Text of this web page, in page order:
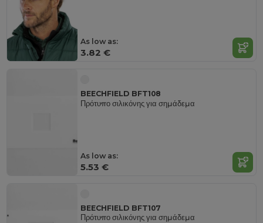
As low as:
3.82 €
BEECHFIELD BFT108
Πρότυπο σιλικόνης για σημάδεμα
As low as:
5.53 €
BEECHFIELD BFT107
Πρότυπο σιλικόνης για σημάδεμα